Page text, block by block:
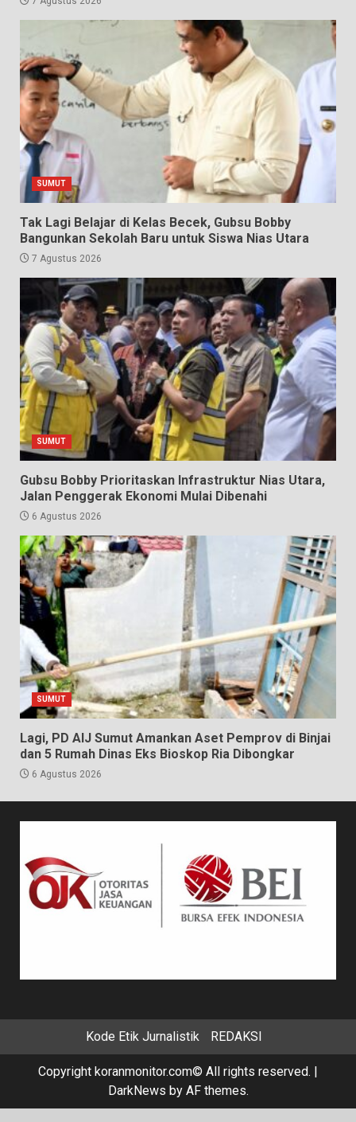
SUMUT
Tak Lagi Belajar di Kelas Becek, Gubsu Bobby
Bangunkan Sekolah Baru untuk Siswa Nias Utara
7 Agustus 2026
SUMUT
Gubsu Bobby Prioritaskan Infrastruktur Nias Utara,
Jalan Penggerak Ekonomi Mulai Dibenahi
6 Agustus 2026
SUMUT
Lagi, PD AIJ Sumut Amankan Aset Pemprov di Binjai
dan 5 Rumah Dinas Eks Bioskop Ria Dibongkar
6 Agustus 2026
Kode Etik Jurnalistik REDAKSI
Copyright koranmonitor.com© All rights reserved. |
DarkNews by AF themes.